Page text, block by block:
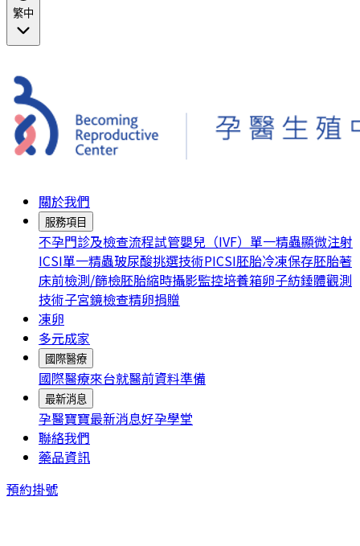
繁中
關於我們
服務項目
不孕門診及檢查流程試管嬰兒（IVF） 單一精蟲顯微注射
ICSI單一精蟲玻尿酸挑選技術PICSI胚胎冷凍保存胚胎著
床前檢測/篩檢胚胎縮時攝影監控培養箱卵子紡錘體觀測
技術子宮鏡檢查精卵捐贈
凍卵
多元成家
國際醫療
國際醫療來台就醫前資料準備
最新消息
孕醫寶寶最新消息好孕學堂
聯絡我們
藥品資訊
預約掛號